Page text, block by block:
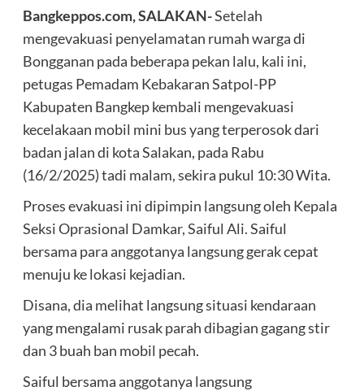
Bangkeppos.com, SALAKAN-Setelah
mengevakuasi penyelamatan rumah warga di
Bongganan pada beberapa pekan lalu, kali ini,
petugas Pemadam Kebakaran Satpol-PP
Kabupaten Bangkep kembali mengevakuasi
kecelakaan mobil mini bus yang terperosok dari
badan jalan di kota Salakan, pada Rabu
(16/2/2025) tadi malam, sekira pukul 10:30 Wita.
Proses evakuasi ini dipimpin langsung oleh Kepala
Seksi Oprasional Damkar, Saiful Ali. Saiful
bersama para anggotanya langsung gerak cepat
menuju ke lokasi kejadian.
Disana, dia melihat langsung situasi kendaraan
yang mengalami rusak parah dibagian gagang stir
dan 3 buah ban mobil pecah.
Saiful bersama anggotanya langsung